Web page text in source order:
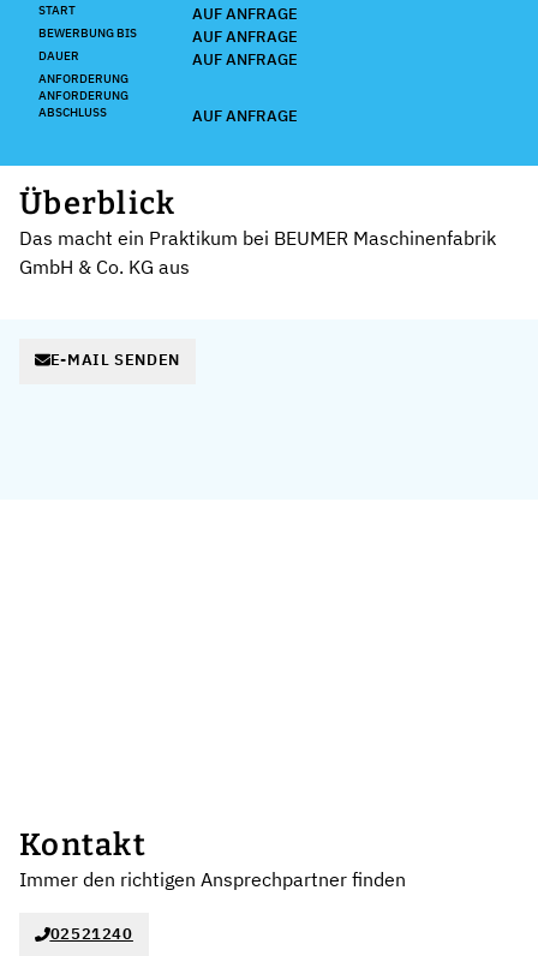
START AUF ANFRAGE
BEWERBUNG BIS AUF ANFRAGE
DAUER AUF ANFRAGE
ANFORDERUNG
ANFORDERUNG
ABSCHLUSS
AUF ANFRAGE
Überblick
Das macht ein Praktikum bei BEUMER Maschinenfabrik
GmbH & Co. KG aus
E-MAIL SENDEN
Kontakt
Immer den richtigen Ansprechpartner finden
02521240